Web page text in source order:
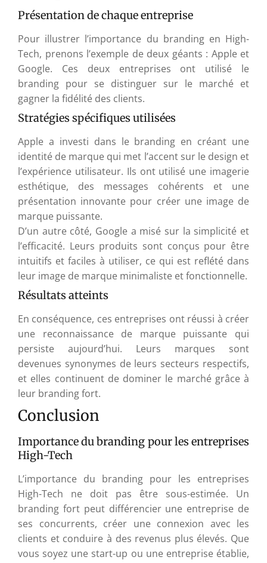
Présentation de chaque entreprise
Pour illustrer l’importance du branding en High-
Tech, prenons l’exemple de deux géants : Apple et
Google. Ces deux entreprises ont utilisé le
branding pour se distinguer sur le marché et
gagner la fidélité des clients.
Stratégies spécifiques utilisées
Apple a investi dans le branding en créant une
identité de marque qui met l’accent sur le design et
l’expérience utilisateur. Ils ont utilisé une imagerie
esthétique, des messages cohérents et une
présentation innovante pour créer une image de
marque puissante.
D’un autre côté, Google a misé sur la simplicité et
l’efficacité. Leurs produits sont conçus pour être
intuitifs et faciles à utiliser, ce qui est reflété dans
leur image de marque minimaliste et fonctionnelle.
Résultats atteints
En conséquence, ces entreprises ont réussi à créer
une reconnaissance de marque puissante qui
persiste aujourd’hui. Leurs marques sont
devenues synonymes de leurs secteurs respectifs,
et elles continuent de dominer le marché grâce à
leur branding fort.
Conclusion
Importance du branding pour les entreprises
High-Tech
L’importance du branding pour les entreprises
High-Tech ne doit pas être sous-estimée. Un
branding fort peut différencier une entreprise de
ses concurrents, créer une connexion avec les
clients et conduire à des revenus plus élevés. Que
vous soyez une start-up ou une entreprise établie,